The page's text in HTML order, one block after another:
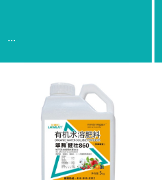
...
【通用名称】脲甲醛缓释
氮肥【产品形态】水剂
【产品规格】1000g【技术
指标】N≥330g/L【企业标
准】Q/LML O01-2022【使